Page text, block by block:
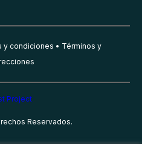
y condiciones
Términos y
Reservados.